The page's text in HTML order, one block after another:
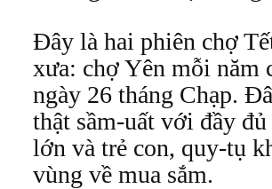
Đây là hai phiên chợ
xưa: chợ Yên mỗi năm
ngày 26 tháng Chạp.
thật sầm-uất với đầy
lớn và trẻ con, quy-tụ
vùng về mua sắm.